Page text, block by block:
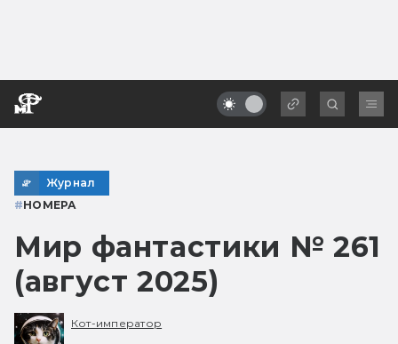
Журнал
#НОМЕРА
Мир фантастики № 261
(август 2025)
Кот-император